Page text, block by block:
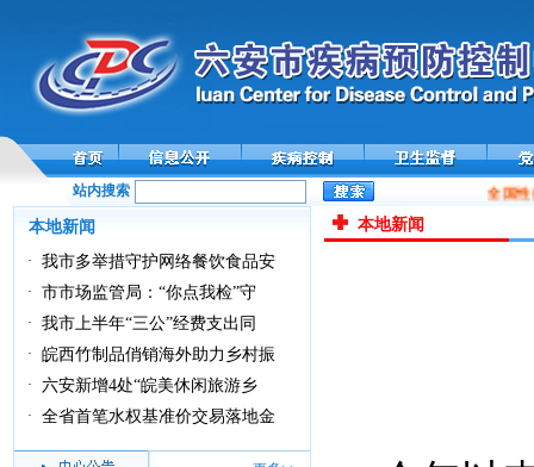
站内搜索 全国
本地新闻
· 我市多举措守护网络餐饮食品安
· 市市场监管局：“你点我检”守
· 我市上半年“三公”经费支出同
· 皖西竹制品俏销海外助力乡村振
· 六安新增4处“皖美休闲旅游乡
· 全省首笔水权基准价交易落地金
本地新闻